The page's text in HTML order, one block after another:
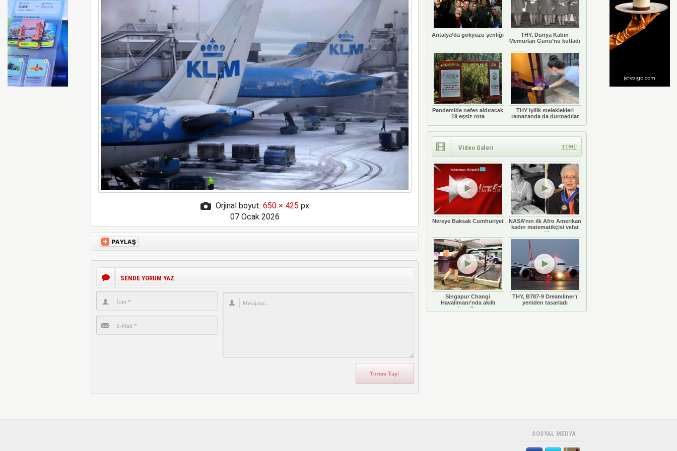
Ay’da beklenen çarpışma gerçekleşti
Orjinal boyut: 650 × 425 px
07 Ocak 2026
SENDE YORUM YAZ
Antalya’da gökyüzü şenliği
THY, Dünya Kabin
Memurları Günü’nü kutladı
Pandemide nefes aldıracak
19 eşsiz rota
THY iyilik meleklekleri
ramazanda da durmadılar
Video Galeri TÜMÜ
Nereye Baksak Cumhuriyet
NASA’nın ilk Afro Amerikan
kadın matematikçisi vefat
etti
Singapur Changi
Havalimanı’nda akıllı
bavullar
THY, B787-9 Dreamliner’ı
yeniden tasarladı
SOSYAL MEDYA